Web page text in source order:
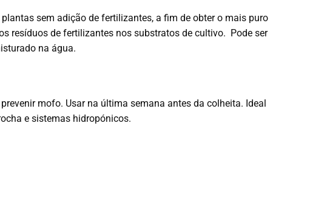
sem adição de fertilizantes, a fim de obter o mais puro
resíduos de fertilizantes nos substratos de cultivo. Pode ser
na água.
mofo. Usar na última semana antes da colheita. Ideal
e sistemas hidropónicos.